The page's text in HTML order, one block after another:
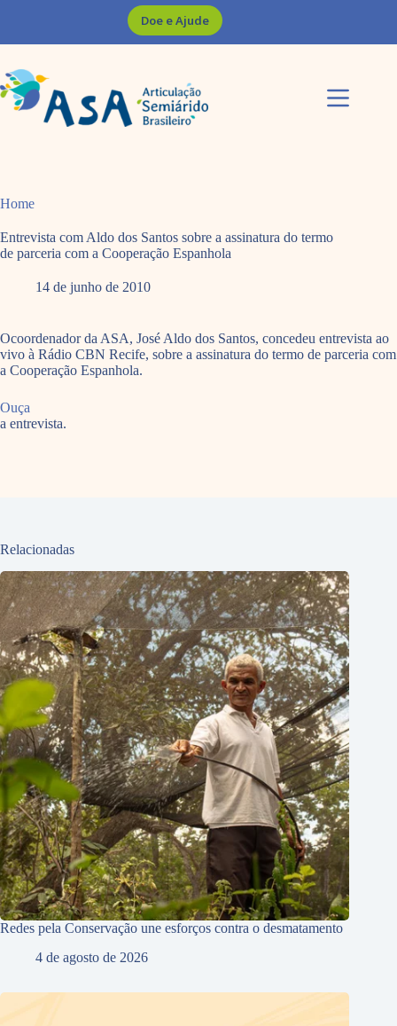
Doe e Ajude
Home
Entrevista com Aldo dos Santos sobre a assinatura do termo
de parceria com a Cooperação Espanhola
14 de junho de 2010
Ocoordenador da ASA, José Aldo dos Santos, concedeu entrevista ao
vivo à Rádio CBN Recife, sobre a assinatura do termo de parceria com
a Cooperação Espanhola.
Ouça
a entrevista.
Relacionadas
Redes pela Conservação une esforços contra o desmatamento
4 de agosto de 2026